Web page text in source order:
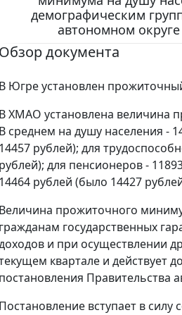
демографическим
автономном
Обзор документа
В Югре установлен
В ХМАО установлена величина
В среднем на душу населения -
14457 рублей); для
рублей); для пенсионеров -
14464 рублей (было 14427
Величина прожиточного
гражданам государственных
и при осуществлении
квартале и действует
постановления Правительства
Постановление вступает в силу